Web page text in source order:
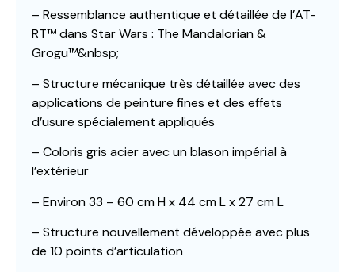
– Ressemblance authentique et détaillée de l’AT-
RT™ dans Star Wars : The Mandalorian &
Grogu™&nbsp;
– Structure mécanique très détaillée avec des
applications de peinture fines et des effets
d’usure spécialement appliqués
– Coloris gris acier avec un blason impérial à
l’extérieur
– Environ 33 – 60 cm H x 44 cm L x 27 cm L
– Structure nouvellement développée avec plus
de 10 points d’articulation